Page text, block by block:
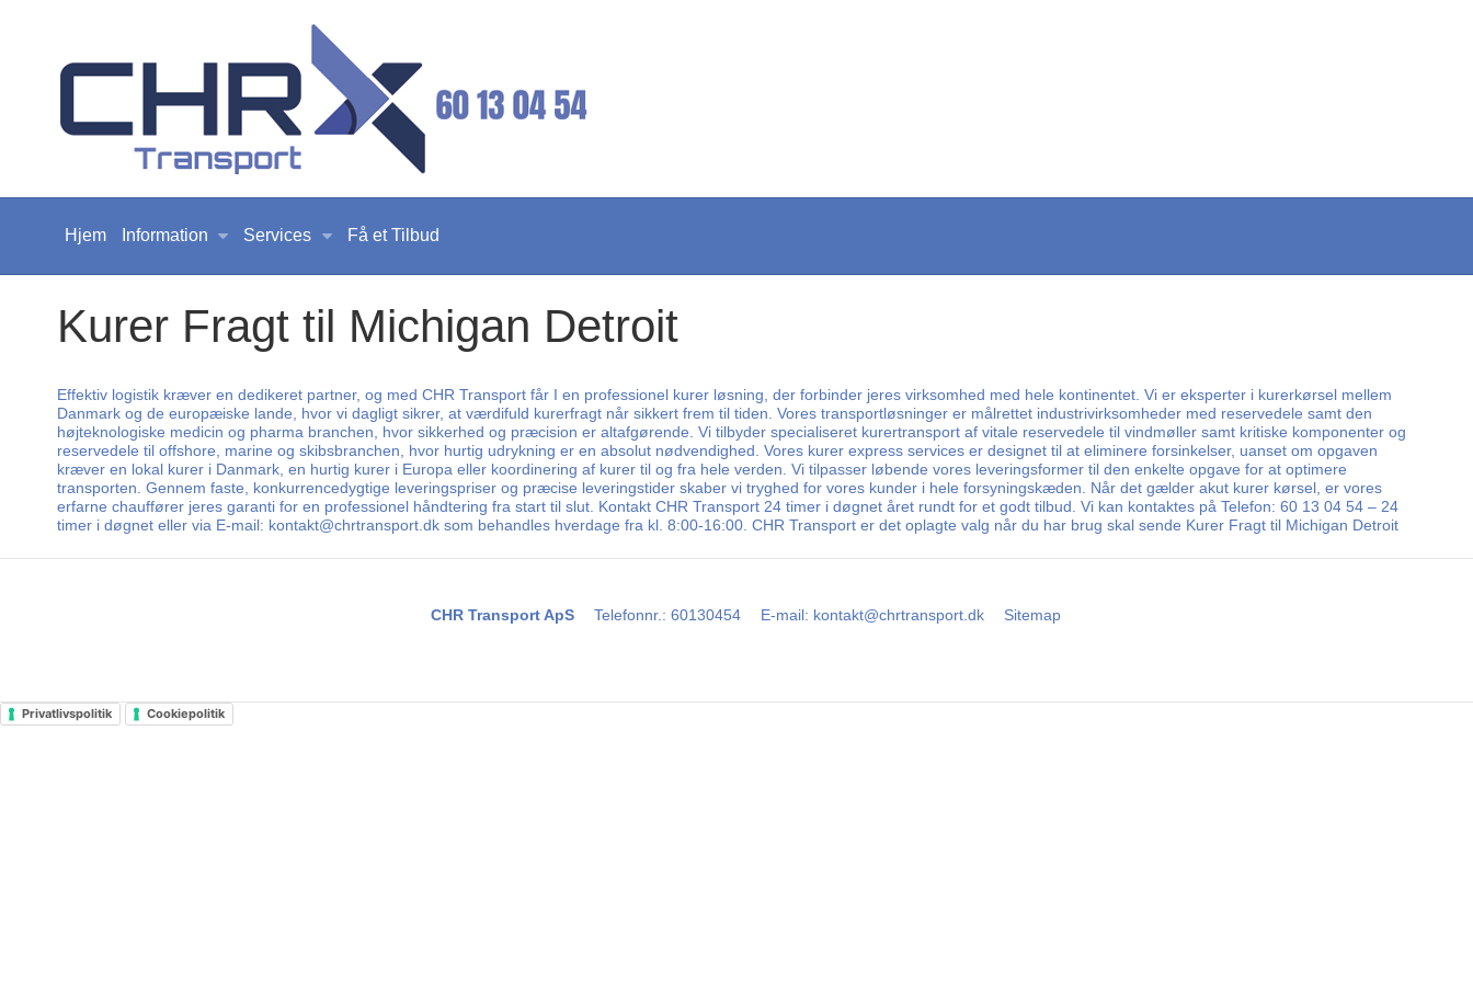
Hjem Information Services Få et Tilbud
Kurer Fragt til Michigan Detroit
Effektiv logistik kræver en dedikeret partner, og med CHR Transport får I en professionel kurer løsning, der forbinder jeres virksomhed med hele kontinentet. Vi er eksperter i kurerkørsel mellem
Danmark og de europæiske lande, hvor vi dagligt sikrer, at værdifuld kurerfragt når sikkert frem til tiden. Vores transportløsninger er målrettet industrivirksomheder med reservedele samt den
højteknologiske medicin og pharma branchen, hvor sikkerhed og præcision er altafgørende. Vi tilbyder specialiseret kurertransport af vitale reservedele til vindmøller samt kritiske komponenter og
reservedele til offshore, marine og skibsbranchen, hvor hurtig udrykning er en absolut nødvendighed. Vores kurer express services er designet til at eliminere forsinkelser, uanset om opgaven
kræver en lokal kurer i Danmark, en hurtig kurer i Europa eller koordinering af kurer til og fra hele verden. Vi tilpasser løbende vores leveringsformer til den enkelte opgave for at optimere
transporten. Gennem faste, konkurrencedygtige leveringspriser og præcise leveringstider skaber vi tryghed for vores kunder i hele forsyningskæden. Når det gælder akut kurer kørsel, er vores
erfarne chauffører jeres garanti for en professionel håndtering fra start til slut. Kontakt CHR Transport 24 timer i døgnet året rundt for et godt tilbud. Vi kan kontaktes på Telefon: 60 13 04 54 – 24
timer i døgnet eller via E-mail: kontakt@chrtransport.dk som behandles hverdage fra kl. 8:00-16:00. CHR Transport er det oplagte valg når du har brug skal sende Kurer Fragt til Michigan Detroit
CHR Transport ApS Telefonnr. : 60130454 E-mail: kontakt@chrtransport.dk Sitemap
Privatlivspolitik Cookiepolitik